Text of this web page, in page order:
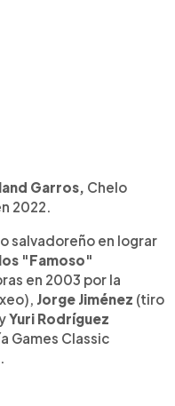
Garros, Chelo
2022.
salvadoreño en lograr
"Famoso"
en 2003 por la
Jorge Jiménez (tiro
Yuri Rodríguez
Games Classic